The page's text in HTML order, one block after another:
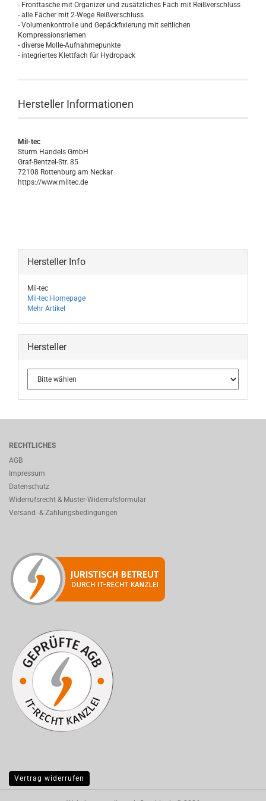
- Fronttasche mit Organizer und zusätzliches Fach mit Reißverschluss
- alle Fächer mit 2-Wege Reißverschluss
- Volumenkontrolle und Gepäckfixierung mit seitlichen
Kompressionsriemen
- diverse Molle-Aufnahmepunkte
- integriertes Klettfach für Hydropack
Hersteller Informationen
Mil-tec
Sturm Handels GmbH
Graf-Bentzel-Str. 85
72108 Rottenburg am Neckar
https://www.miltec.de
Hersteller Info
Mil-tec
Mil-tec Homepage
Mehr Artikel
Hersteller
RECHTLICHES
AGB
Impressum
Datenschutz
Widerrufsrecht & Muster-Widerrufsformular
Versand- & Zahlungsbedingungen
Vertrag widerrufen